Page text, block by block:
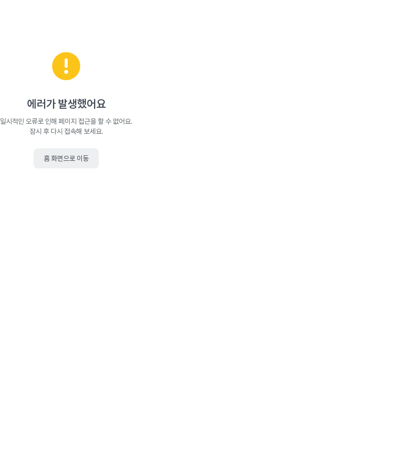
에러가 발생했어요
일시적인 오류로 인해 페이지 접근을 할 수 없어요.
잠시 후 다시 접속해 보세요.
홈 화면으로 이동